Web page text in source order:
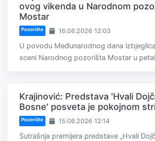
ovog vikenda u Narodnom
Mostar
Pozorište 16.06.2026 12:03
U povodu Međunarodnog dana
sceni Narodnog pozorišta Mostar u
Krajinović: Predstava 'Hvali
Bosne' posveta je pokojnom
Pozorište 15.06.2026 12:14
Sutrašnja premijera predstave „Hvali